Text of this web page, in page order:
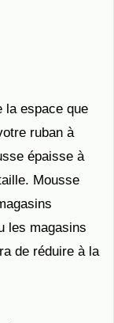
la espace que
ruban à
épaisse à
Mousse
les magasins
de réduire à la